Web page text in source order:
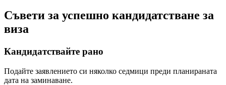
Съвети за успешно кандидатстване за
виза
Кандидатствайте рано
Подайте заявлението си няколко седмици преди планираната
дата на заминаване.